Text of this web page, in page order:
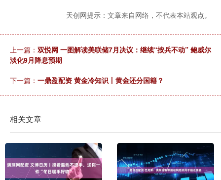
天创网提示：文章来自网络，不代表本站观点。
上一篇： 双悦网 一图解读美联储7月决议：继续“按兵不动” 鲍威尔
淡化9月降息预期
下一篇： 一鼎盈配资 黄金冷知识丨黄金还分国籍？
相关文章